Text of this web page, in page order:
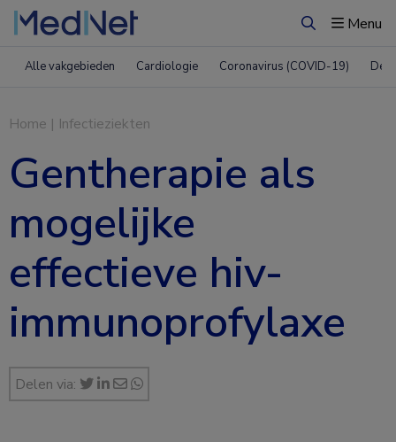
ZoekenMenu
Alle vakgebieden Cardiologie Coronavirus (COVID-19)
Home | Infectieziekten
Gentherapie als
mogelijke
effectieve hiv-
immunoprofylaxe
Delen via: